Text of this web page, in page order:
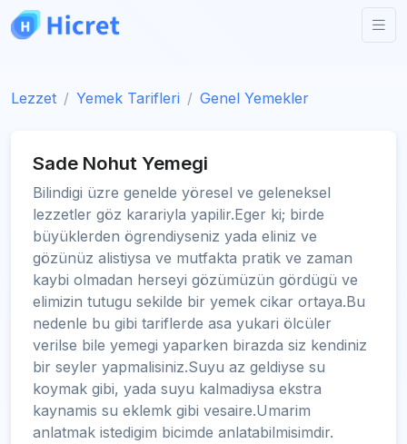
Lezzet Yemek Tarifleri Genel Yemekler
Sade Nohut Yemegi
Bilindigi üzre genelde yöresel ve geleneksel
lezzetler göz karariyla yapilir.Eger ki; birde
büyüklerden ögrendiyseniz yada eliniz ve
gözünüz alistiysa ve mutfakta pratik ve zaman
kaybi olmadan herseyi gözümüzün gördügü ve
elimizin tutugu sekilde bir yemek cikar ortaya.Bu
nedenle bu gibi tariflerde asa yukari ölcüler
verilse bile yemegi yaparken birazda siz kendiniz
bir seyler yapmalisiniz.Suyu az geldiyse su
koymak gibi, yada suyu kalmadiysa ekstra
kaynamis su eklemk gibi vesaire.Umarim
anlatmak istedigim bicimde anlatabilmisimdir.